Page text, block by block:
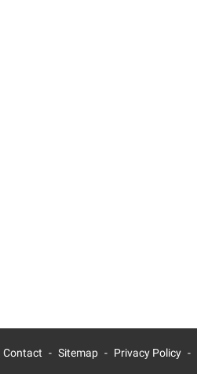
Contact Sitemap Privacy Policy